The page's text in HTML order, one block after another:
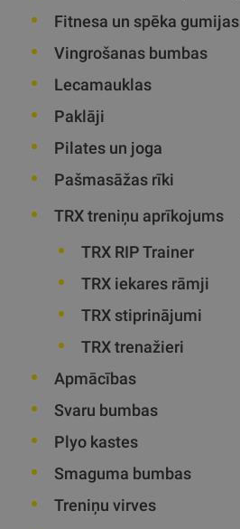
Fitnesa un spēka gumijas
Vingrošanas bumbas
Lecamauklas
Paklāji
Pilates un joga
Pašmasāžas rīki
TRX treniņu aprīkojums
TRX RIP Trainer
TRX iekares rāmji
TRX stiprinājumi
TRX trenažieri
Apmācības
Svaru bumbas
Plyo kastes
Smaguma bumbas
Treniņu virves